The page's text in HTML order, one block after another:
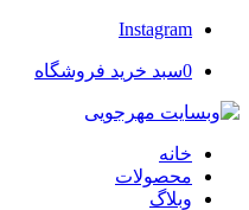
Instagram
0سبد خرید فروشگاه
خانه
محصولات
وبلاگ